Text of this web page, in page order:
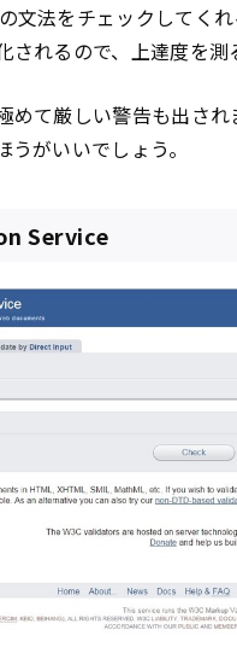
の文法をチェックしてくれ
れるので、上達度を測
めて厳しい警告も出さ
がいいでしょう。
Service